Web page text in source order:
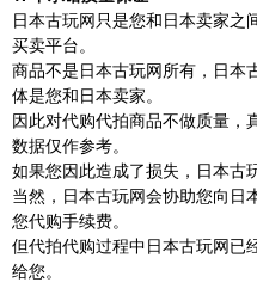
日本古玩网只是您和日本卖家之
买卖平台。
商品不是日本古玩网所有，日本
体是您和日本卖家。
因此对代购代拍商品不做质量，
数据仅作参考。
如果您因此造成了损失，日本古
当然，日本古玩网会协助您向日
您代购手续费。
但代拍代购过程中日本古玩网已
给您。